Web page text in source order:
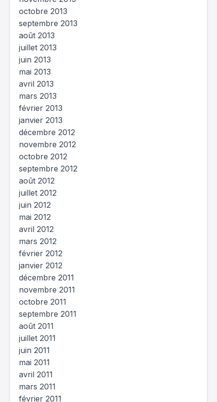
octobre 2013
septembre 2013
août 2013
juillet 2013
juin 2013
mai 2013
avril 2013
mars 2013
février 2013
janvier 2013
décembre 2012
novembre 2012
octobre 2012
septembre 2012
août 2012
juillet 2012
juin 2012
mai 2012
avril 2012
mars 2012
février 2012
janvier 2012
décembre 2011
novembre 2011
octobre 2011
septembre 2011
août 2011
juillet 2011
juin 2011
mai 2011
avril 2011
mars 2011
février 2011